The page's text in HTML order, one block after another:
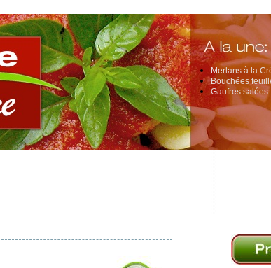
Merlans à la
Bouchées
Gaufres salées